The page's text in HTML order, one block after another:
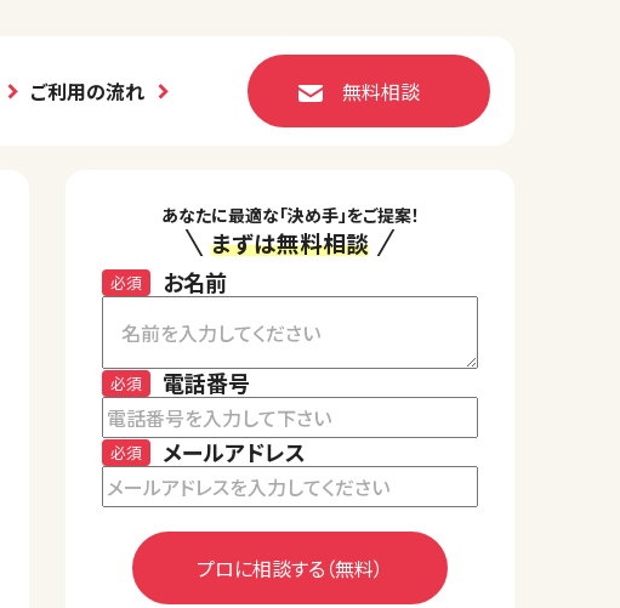
ご利用の流れ 無料相談
あなたに最適な「決め手」をご提案！
まずは無料相談
お名前
必須
電話番号
必須
メールアドレス
必須